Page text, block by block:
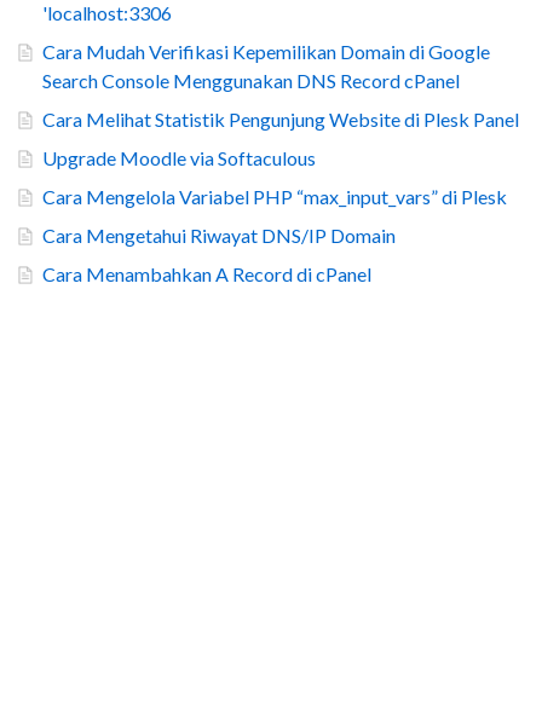
'localhost:3306
Cara Mudah Verifikasi Kepemilikan Domain di Google
Search Console Menggunakan DNS Record cPanel
Cara Melihat Statistik Pengunjung Website di Plesk Panel
Upgrade Moodle via Softaculous
Cara Mengelola Variabel PHP “max_input_vars” di Plesk
Cara Mengetahui Riwayat DNS/IP Domain
Cara Menambahkan A Record di cPanel